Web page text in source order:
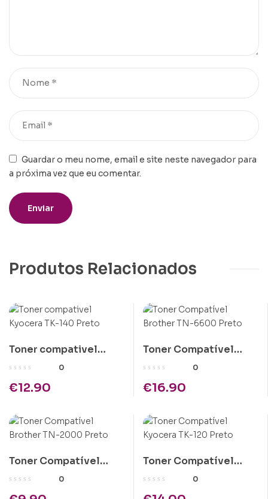
Guardar o meu nome, email e site neste navegador para
a próxima vez que eu comentar.
Produtos Relacionados
Toner compativel
Kyocera TK-140 Preto
0
€12.90
Toner Compatível
Brother TN-6600
0
€16.90
Toner Compatível
Brother TN-2000
0
Toner Compatível
Kyocera TK-120 Preto
0